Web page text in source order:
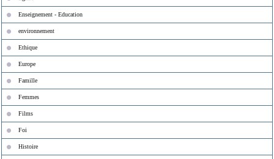
Enseignement - Education
environnement
Ethique
Europe
Famille
Femmes
Films
Foi
Histoire